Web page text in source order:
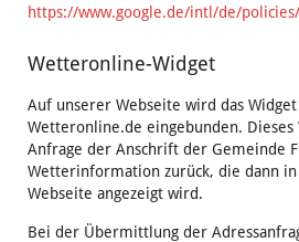
https://www.google.de/intl/de/
Wetteronline-Widget
Auf unserer Webseite wird das
Wetteronline.de eingebunden.
Anfrage der Anschrift der Gemeinde
Wetterinformation zurück, die dann
Webseite angezeigt wird.
Bei der Übermittlung der